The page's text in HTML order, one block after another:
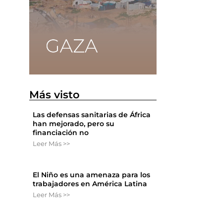
Más visto
Las defensas sanitarias de África
han mejorado, pero su
financiación no
Leer Más >>
El Niño es una amenaza para los
trabajadores en América Latina
Leer Más >>